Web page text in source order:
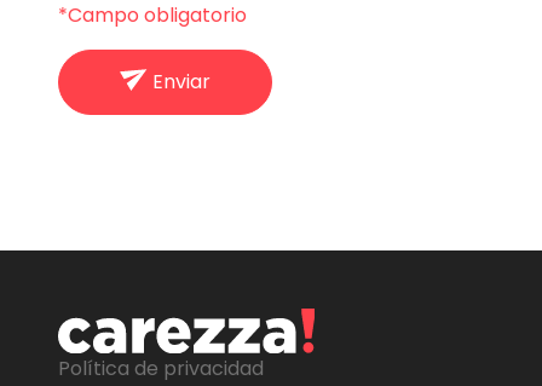
*Campo obligatorio
Enviar
Política de privacidad